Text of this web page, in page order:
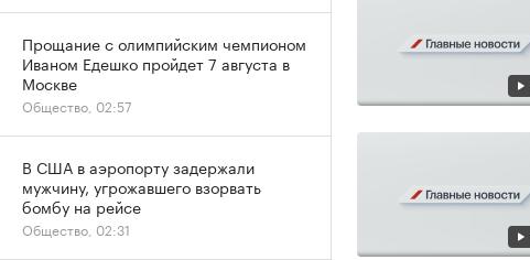
Прощание с олимпийским чемпионом
Иваном Едешко пройдет 7 августа в
Москве
Общество, 02:57
В США в аэропорту задержали
мужчину, угрожавшего взорвать
бомбу на рейсе
Общество, 02:31